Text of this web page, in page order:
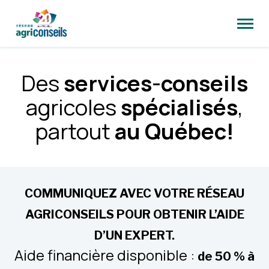
la
Desservices-conseils
agricolesspécialisés,
partoutau Québec!
COMMUNIQUEZ AVEC VOTRE RÉSEAU
AGRICONSEILS POUR OBTENIR L’AIDE
D’UN EXPERT.
Aide financière disponible : de 50 % à